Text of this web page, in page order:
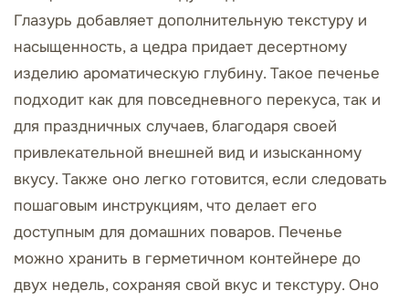
Глазурь добавляет дополнительную текстуру и
насыщенность, а цедра придает десертному
изделию ароматическую глубину. Такое печенье
подходит как для повседневного перекуса, так и
для праздничных случаев, благодаря своей
привлекательной внешней вид и изысканному
вкусу. Также оно легко готовится, если следовать
пошаговым инструкциям, что делает его
доступным для домашних поваров. Печенье
можно хранить в герметичном контейнере до
двух недель, сохраняя свой вкус и текстуру. Оно